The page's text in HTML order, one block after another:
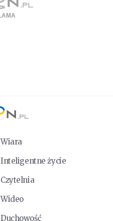
Wiara
Inteligentne życie
Czytelnia
Wideo
Duchowość